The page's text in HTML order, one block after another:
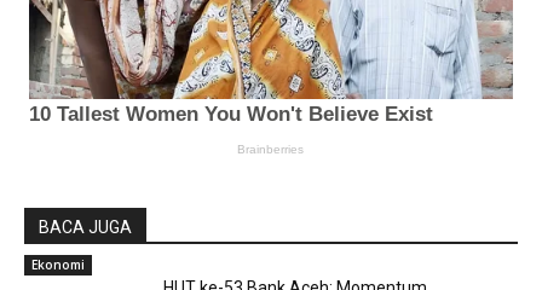
BACA JUGA
Ekonomi